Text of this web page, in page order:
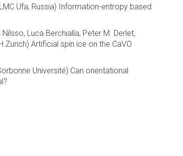
Ufa, Russia) Information-entropy based
Luca Berchialla, Peter M. Derlet,
Zurich) Artificial spin ice on the CaVO
Université) Can orientational